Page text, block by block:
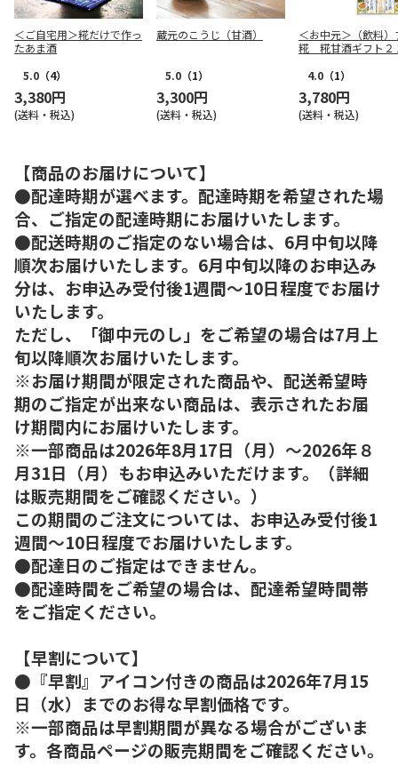
＜ご自宅用＞糀だけで作っ
たあま酒
5.0 （4）
3,380円
(送料・税込)
蔵元のこうじ（甘酒）
5.0 （1）
3,300円
(送料・税込)
＜お中元＞（飲料）
糀 糀甘酒ギフト２
4.0 （1）
3,780円
(送料・税込)
【商品のお届けについて】
●配達時期が選べます。配達時期を希望された場
合、ご指定の配達時期にお届けいたします。
●配送時期のご指定のない場合は、6月中旬以降
順次お届けいたします。6月中旬以降のお申込み
分は、お申込み受付後1週間～10日程度でお届け
いたします。
ただし、「御中元のし」をご希望の場合は7月上
旬以降順次お届けいたします。
※お届け期間が限定された商品や、配送希望時
期のご指定が出来ない商品は、表示されたお届
け期間内にお届けいたします。
※一部商品は2026年8月17日（月）～2026年８
月31日（月）もお申込みいただけます。（詳細
は販売期間をご確認ください。）
この期間のご注文については、お申込み受付後1
週間～10日程度でお届けいたします。
●配達日のご指定はできません。
●配達時間をご希望の場合は、配達希望時間帯
をご指定ください。
【早割について】
●『早割』アイコン付きの商品は2026年7月15
日（水）までのお得な早割価格です。
※一部商品は早割期間が異なる場合がございま
す。各商品ページの販売期間をご確認ください。